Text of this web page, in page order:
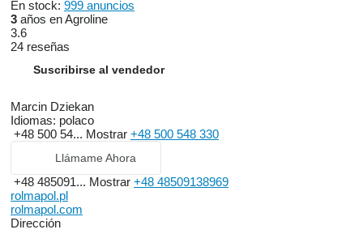
En stock: 999 anuncios
3 años en Agroline
3.6
24 reseñas
Suscribirse al vendedor
Marcin Dziekan
Idiomas: polaco
+48 500 54... Mostrar +48 500 548 330
Llámame Ahora
+48 485091... Mostrar +48 48509138969
rolmapol.pl
rolmapol.com
Dirección